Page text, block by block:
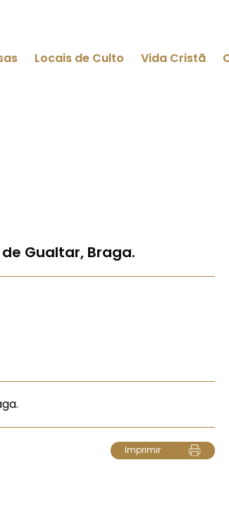
Locais de Culto Vida Cristã
Gualtar, Braga.
Imprimir